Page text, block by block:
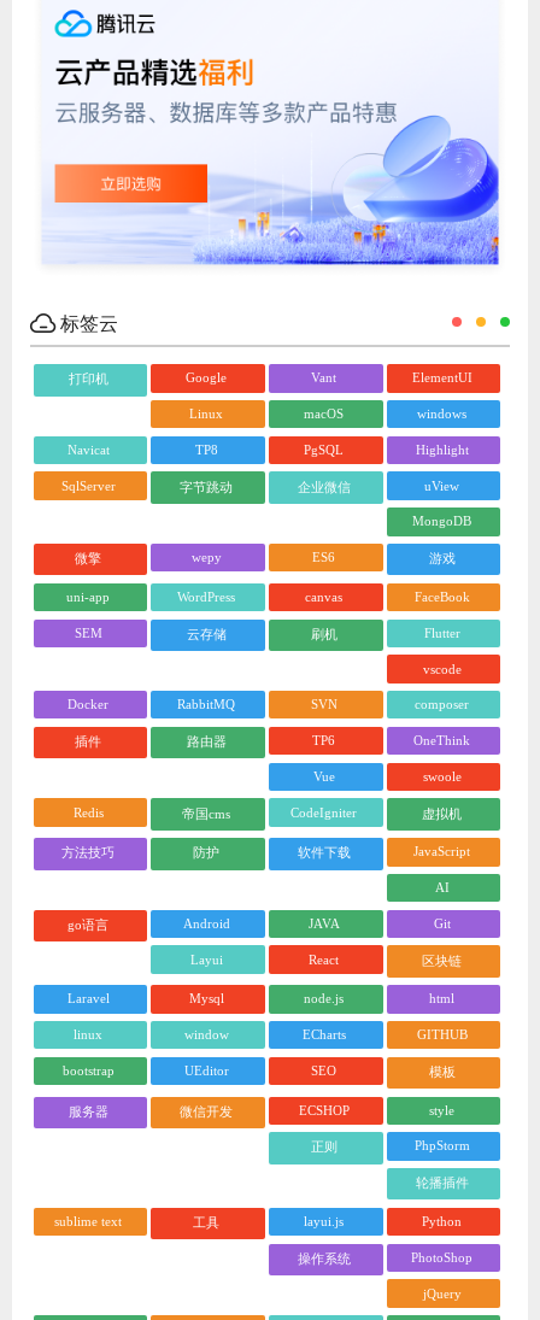
标签云
打印机 Google Vant ElementUI
Linux macOS windows
Navicat TP8 PgSQL Highlight
SqlServer 字节跳动 企业微信 uView
MongoDB
微擎 wepy ES6 游戏
uni-app WordPress canvas FaceBook
SEM 云存储 刷机 Flutter
vscode
Docker RabbitMQ SVN composer
插件 路由器 TP6 OneThink
Vue swoole
Redis 帝国cms CodeIgniter 虚拟机
方法技巧 防护 软件下载 JavaScript
AI
go语言 Android JAVA Git
Layui React 区块链
Laravel Mysql node.js html
linux window ECharts GITHUB
bootstrap UEditor SEO 模板
服务器 微信开发 ECSHOP style
正则 PhpStorm
轮播插件
sublime text 工具 layui.js Python
操作系统 PhotoShop
jQuery